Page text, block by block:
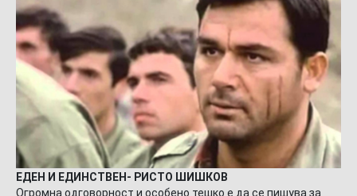
ЕДЕН И ЕДИНСТВЕН- РИСТО ШИШКОВ
Огромна одговорност и особено тешко е да се пишува за